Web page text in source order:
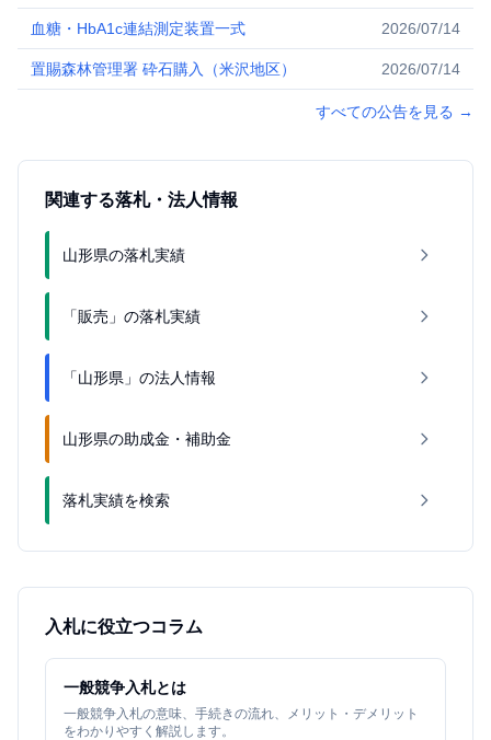
札）
血糖・HbA1c連結測定装置一式 2026/07/14
置賜森林管理署 砕石購入（米沢地区） 2026/07/14
すべての公告を見る →
関連する落札・法人情報
山形県の落札実績
「販売」の落札実績
「山形県」の法人情報
山形県の助成金・補助金
落札実績を検索
入札に役立つコラム
一般競争入札とは
一般競争入札の意味、手続きの流れ、メリット・デメリット
をわかりやすく解説します。